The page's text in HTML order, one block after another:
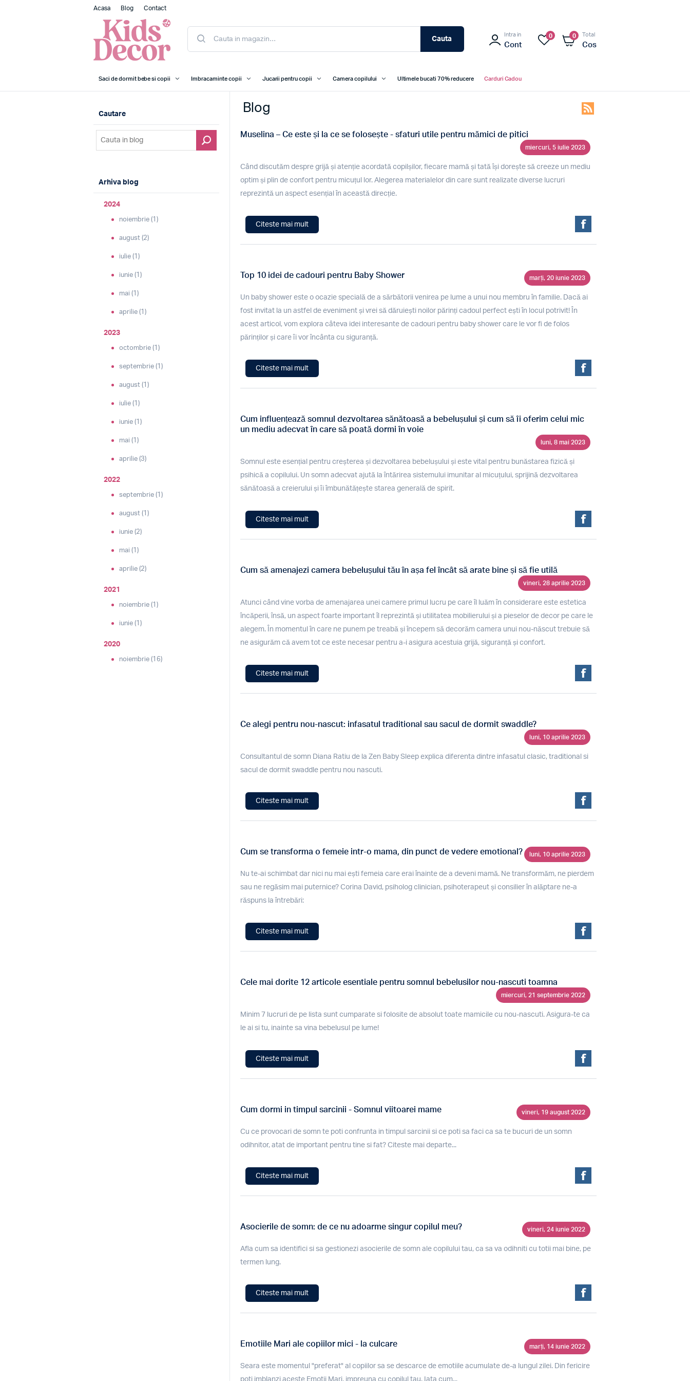
Acasa Blog Contact
Cauta
Intra in
Cont
0 Total
Cos
0
Saci de dormit bebe si copii Imbracaminte copii Jucarii pentru copii Camera copilului Ultimele bucati 70% reducere Carduri Cadou
Cautare
Arhiva blog
2024
noiembrie (1)
august (2)
iulie (1)
iunie (1)
mai (1)
aprilie (1)
2023
octombrie (1)
septembrie (1)
august (1)
iulie (1)
iunie (1)
mai (1)
aprilie (3)
2022
septembrie (1)
august (1)
iunie (2)
mai (1)
aprilie (2)
2021
noiembrie (1)
iunie (1)
2020
noiembrie (16)
Blog
Muselina – Ce este și la ce se folosește - sfaturi utile pentru mămici de pitici
miercuri, 5 iulie 2023
Când discutăm despre grijă și atenție acordată copilșilor, fiecare mamă și tată își dorește să creeze un mediu
optim și plin de confort pentru micuțul lor. Alegerea materialelor din care sunt realizate diverse lucruri
reprezintă un aspect esențial în această direcție.
Citeste mai mult
Top 10 idei de cadouri pentru Baby Shower marți, 20 iunie 2023
Un baby shower este o ocazie specială de a sărbătorii venirea pe lume a unui nou membru în familie. Dacă ai
fost invitat la un astfel de eveniment și vrei să dăruiești noilor părinți cadoul perfect ești în locul potrivit! În
acest articol, vom explora câteva idei interesante de cadouri pentru baby shower care le vor fi de folos
părinților și care îi vor încânta cu siguranță.
Citeste mai mult
Cum influențează somnul dezvoltarea sănătoasă a bebelușului și cum să îi oferim celui mic
un mediu adecvat în care să poată dormi în voie
luni, 8 mai 2023
Somnul este esențial pentru creșterea și dezvoltarea bebelușului și este vital pentru bunăstarea fizică și
psihică a copilului. Un somn adecvat ajută la întărirea sistemului imunitar al micuțului, sprijină dezvoltarea
sănătoasă a creierului și îi îmbunătățește starea generală de spirit.
Citeste mai mult
Cum să amenajezi camera bebelușului tău în așa fel încât să arate bine și să fie utilă
vineri, 28 aprilie 2023
Atunci când vine vorba de amenajarea unei camere primul lucru pe care îl luăm în considerare este estetica
încăperii, însă, un aspect foarte important îl reprezintă și utilitatea mobilierului și a pieselor de decor pe care le
alegem. În momentul în care ne punem pe treabă și începem să decorăm camera unui nou-născut trebuie să
ne asigurăm că avem tot ce este necesar pentru a-i asigura acestuia grijă, siguranță și confort.
Citeste mai mult
Ce alegi pentru nou-nascut: infasatul traditional sau sacul de dormit swaddle?
luni, 10 aprilie 2023
Consultantul de somn Diana Ratiu de la Zen Baby Sleep explica diferenta dintre infasatul clasic, traditional si
sacul de dormit swaddle pentru nou nascuti.
Citeste mai mult
Cum se transforma o femeie intr-o mama, din punct de vedere emotional? luni, 10 aprilie 2023
Nu te-ai schimbat dar nici nu mai ești femeia care erai înainte de a deveni mamă. Ne transformăm, ne pierdem
sau ne regăsim mai puternice? Corina David, psiholog clinician, psihoterapeut și consilier în alăptare ne-a
răspuns la întrebări:
Citeste mai mult
Cele mai dorite 12 articole esentiale pentru somnul bebelusilor nou-nascuti toamna
miercuri, 21 septembrie 2022
Minim 7 lucruri de pe lista sunt cumparate si folosite de absolut toate mamicile cu nou-nascuti. Asigura-te ca
le ai si tu, inainte sa vina bebelusul pe lume!
Citeste mai mult
Cum dormi in timpul sarcinii - Somnul viitoarei mame vineri, 19 august 2022
Cu ce provocari de somn te poti confrunta in timpul sarcinii si ce poti sa faci ca sa te bucuri de un somn
odihnitor, atat de important pentru tine si fat? Citeste mai departe...
Citeste mai mult
Asocierile de somn: de ce nu adoarme singur copilul meu? vineri, 24 iunie 2022
Afla cum sa identifici si sa gestionezi asocierile de somn ale copilului tau, ca sa va odihniti cu totii mai bine, pe
termen lung.
Citeste mai mult
Emotiile Mari ale copiilor mici - la culcare marți, 14 iunie 2022
Seara este momentul "preferat" al copiilor sa se descarce de emotiile acumulate de-a lungul zilei. Din fericire
poti imblanzi aceste Emotii Mari, impreuna cu copilul tau. Iata cum...